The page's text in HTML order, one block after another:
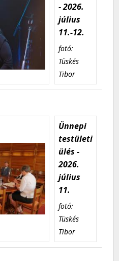
- 2026.
július
11.-12.
fotó:
Tüskés
Tibor
Ünnepi
testületi
ülés -
2026.
július
11.
fotó:
Tüskés
Tibor